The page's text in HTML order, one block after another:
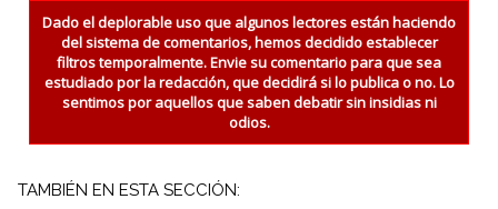
Dado el deplorable uso que algunos lectores están haciendo
del sistema de comentarios, hemos decidido establecer
filtros temporalmente. Envie su comentario para que sea
estudiado por la redacción, que decidirá si lo publica o no. Lo
sentimos por aquellos que saben debatir sin insidias ni
odios.
TAMBIÉN EN ESTA SECCIÓN: